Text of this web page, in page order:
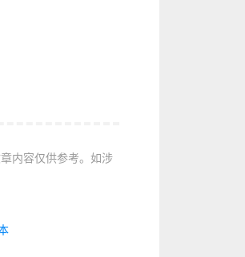
内容仅供参考。如涉